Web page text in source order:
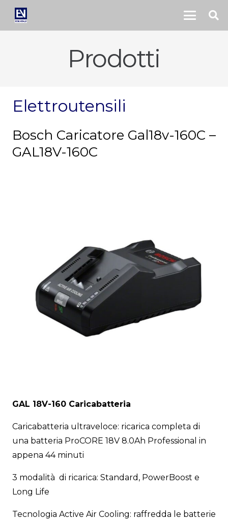
Prodotti
Elettroutensili
Bosch Caricatore Gal18v-160C –
GAL18V-160C
GAL 18V-160 Caricabatteria
Caricabatteria ultraveloce: ricarica completa di
una batteria ProCORE 18V 8.0Ah Professional in
appena 44 minuti
3 modalità di ricarica: Standard, PowerBoost e
Long Life
Tecnologia Active Air Cooling: raffredda le batterie